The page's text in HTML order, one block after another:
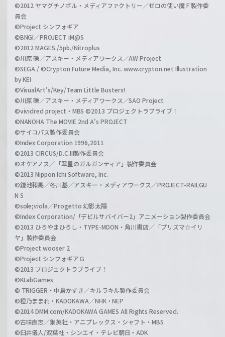
©2012 ヤマグチノボル・メディアファクトリー／ゼロの使い魔Ｆ製作委
員会
©Project シンフォギア
©BNGI／PROJECT iM@S
©2012 MAGES./5pb./Nitroplus
©川原 礫／アスキー・メディアワークス／AW Project
©SEGA / ©Crypton Future Media, Inc. www.crypton.net Illustration
by KEI
©VisualArt's/Key/Team Little Busters!
©川原 礫／アスキー・メディアワークス／SAO Project
©vividred project・MBS ©2013 プロジェクトラブライブ！
©NANOHA The MOVIE 2nd A's PROJECT
©サイコパス製作委員会
©Index Corporation 1996,2011
©2013 CIRCUS/D.C.III製作委員会
©オケアノス／「翠星のガルガンティア」製作委員会
©2013 Nippon Ichi Software, Inc.
©鎌池和馬／冬川基／アスキー・メディアワークス／PROJECT-RAILGU
N S
©sole;viola／Progetto 幻影太陽
©Index Corporation/「デビルサバイバー2」アニメーション製作委員会
©2013 ひろやまひろし・TYPE-MOON・角川書店／「プリズマ☆イリ
ヤ」製作委員会
©Project wooser 2
©Project シンフォギアＧ
©2013 プロジェクトラブライブ！
©KLabGames
© TRIGGER・中島かずき／キルラキル製作委員会
©橙乃ままれ・KADOKAWA／NHK・NEP
©2014 DMM.com/KADOKAWA GAMES All Rights Reserved.
©古味直志／集英社・アニプレックス・シャフト・MBS
©臼井儀人/双葉社・シンエイ・テレビ朝日・ADK